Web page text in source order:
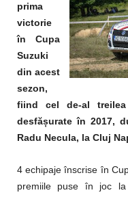
prima
victorie
în Cupa
Suzuki
din acest
sezon,
fiind cel de-al
desfășurate în 2017,
Radu Necula, la Cluj
4 echipaje înscrise în
premiile puse în joc